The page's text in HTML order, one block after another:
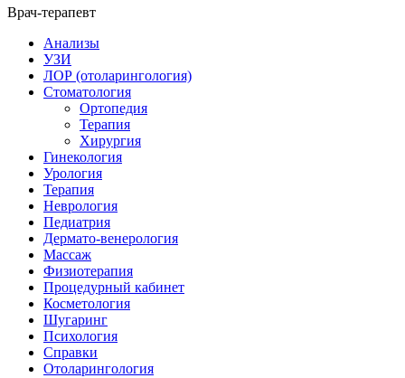
Врач-терапевт
Анализы
УЗИ
ЛОР (отоларингология)
Стоматология
Ортопедия
Терапия
Хирургия
Гинекология
Урология
Терапия
Неврология
Педиатрия
Дермато-венерология
Массаж
Физиотерапия
Процедурный кабинет
Косметология
Шугаринг
Психология
Справки
Отоларингология